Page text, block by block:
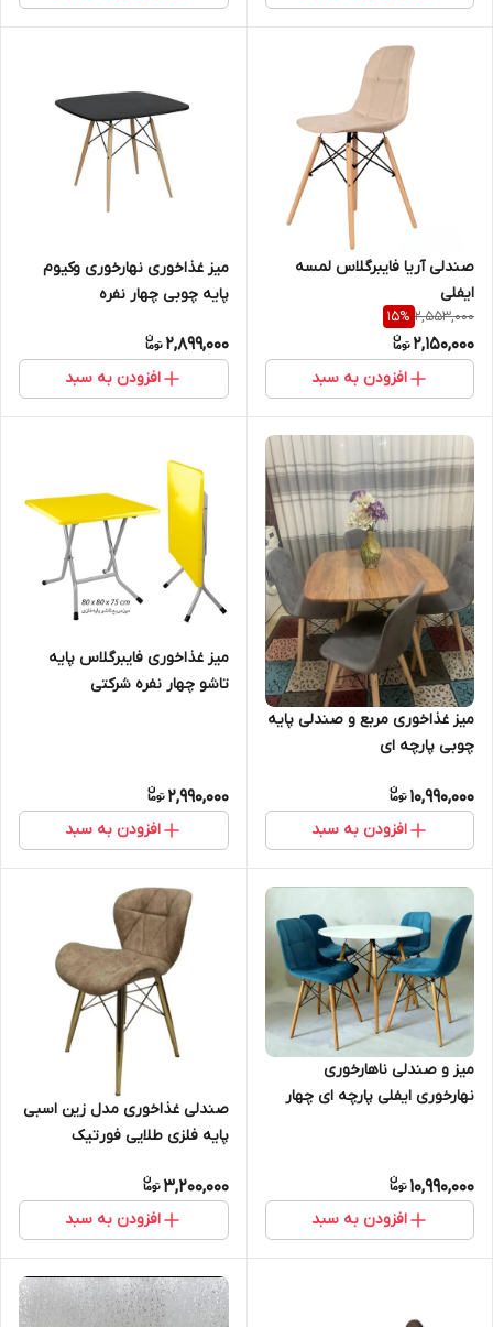
صندلی آریا فایبرگلاس لمسه
ایفلی
2,553,000
15%
2,150,000
افزودن به سبد
میز غذاخوری نهارخوری وکیوم
پایه چوبی چهار نفره
2,899,000
افزودن به سبد
میز غذاخوری مربع و صندلی پایه
چوبی پارچه ای
10,990,000
افزودن به سبد
میز غذاخوری فایبرگلاس پایه
تاشو چهار نفره شرکتی
2,990,000
افزودن به سبد
میز و صندلی ناهارخوری
نهارخوری ایفلی پارچه ای چهار
10,990,000
افزودن به سبد
صندلی غذاخوری مدل زین اسبی
پایه فلزی طلایی فورتیک
3,200,000
افزودن به سبد